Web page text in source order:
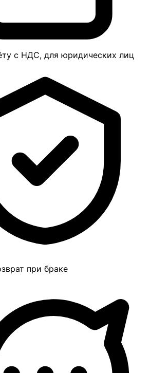
с НДС, для юридических лиц
при браке